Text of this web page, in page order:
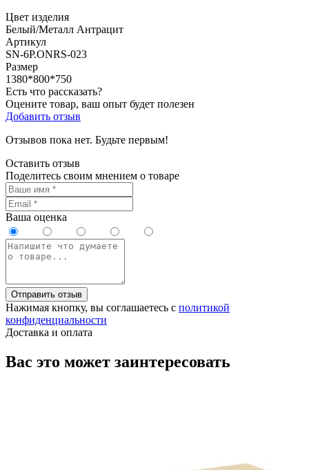
Цвет изделия
Белый/Металл Антрацит
Артикул
SN-6P.ONRS-023
Размер
1380*800*750
Есть что рассказать?
Оцените товар, ваш опыт будет полезен
Добавить отзыв
Отзывов пока нет. Будьте первым!
Оставить отзыв
Поделитесь своим мнением о товаре
Ваша оценка
Отправить отзыв
Нажимая кнопку, вы соглашаетесь с политикой
конфиденциальности
Доставка и оплата
Вас это может заинтересовать